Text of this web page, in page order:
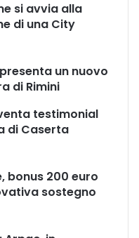
si avvia alla
di una City
un nuovo
di Rimini
testimonial
di Caserta
bonus 200 euro
sostegno